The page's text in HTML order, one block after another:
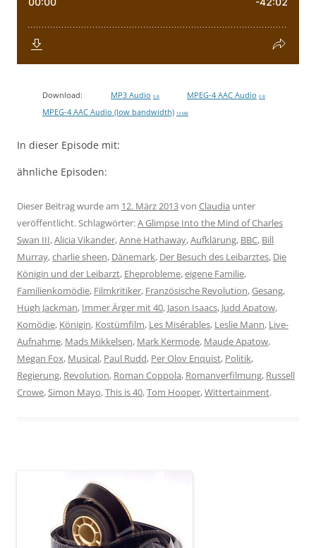
Download: MP3 Audio 0 B MPEG-4 AAC Audio 0 B
MPEG-4 AAC Audio (low bandwidth) 13 MB
In dieser Episode mit:
ähnliche Episoden:
Dieser Beitrag wurde am 12. März 2013von Claudia unter
veröffentlicht. Schlagwörter:A Glimpse Into the Mind of Charles
Swan III,Alicia Vikander,Anne Hathaway,Aufklärung, BBC, Bill
Murray,charlie sheen, Dänemark, Der Besuch des Leibarztes, Die
Königin und der Leibarzt, Eheprobleme,eigene Familie,
Familienkomödie, Filmkritiker, Französische Revolution,Gesang,
Hugh Jackman, Immer Ärger mit 40, Jason Isaacs, Judd Apatow,
Komödie, Königin, Kostümfilm, Les Misérables, Leslie Mann, Live-
Aufnahme, Mads Mikkelsen, Mark Kermode, Maude Apatow,
Megan Fox, Musical, Paul Rudd, Per Olov Enquist, Politik,
Regierung, Revolution, Roman Coppola, Romanverfilmung, Russell
Crowe,Simon Mayo,This is 40,Tom Hooper,Wittertainment.